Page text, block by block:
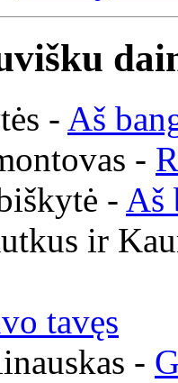
- Aš
-
- Aš
ir
tavęs
-